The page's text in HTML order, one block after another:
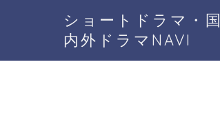
ショートドラマ・国
内外ドラマNAVI